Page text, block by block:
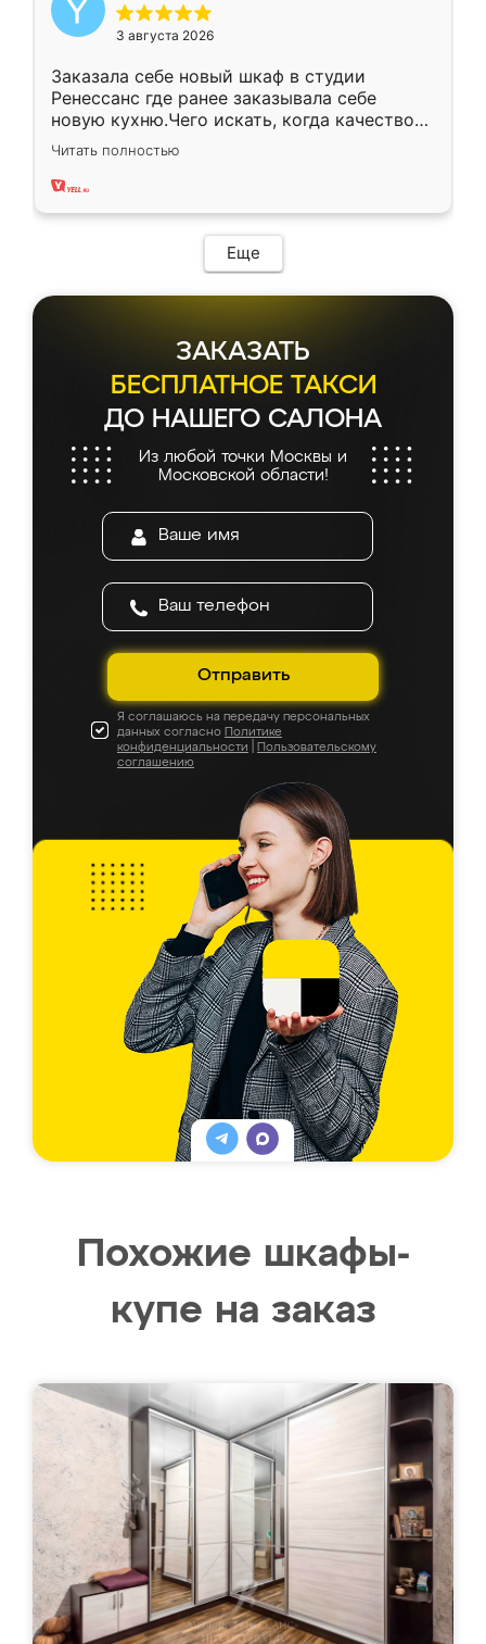
3 августа 2026
Заказала себе новый шкаф в студии
Ренессанс где ранее заказывала себе
новую кухню.Чего искать, когда качеством
вполне довольна. Служит кухня уже почти
два года, нареканий нет.
Читать полностью
Еще
ЗАКАЗАТЬ
БЕСПЛАТНОЕ ТАКСИ
ДО НАШЕГО САЛОНА
Из любой точки Москвы и
Московской области!
Отправить
Я соглашаюсь на передачу персональных
данных согласно Политике
конфиденциальности
Пользовательскому
соглашению
Похожие шкафы-
купе на заказ